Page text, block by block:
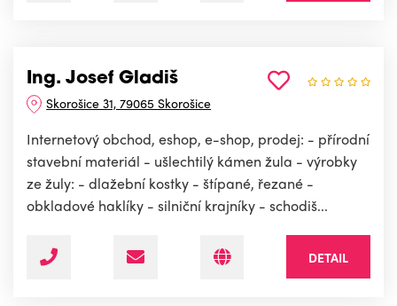
Ing. Josef Gladiš
Skorošice 31, 79065 Skorošice
Internetový obchod, eshop, e-shop, prodej: - přírodní
stavební materiál - ušlechtilý kámen žula - výrobky
ze žuly: - dlažební kostky - štípané, řezané -
obkladové haklíky - silniční krajníky - schodiš...
DETAIL